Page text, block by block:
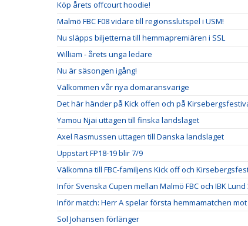
Köp årets offcourt hoodie!
Malmö FBC F08 vidare till regionsslutspel i USM!
Nu släpps biljetterna till hemmapremiären i SSL
William - årets unga ledare
Nu är säsongen igång!
Välkommen vår nya domaransvarige
Det här händer på Kick offen och på
Yamou Njai uttagen till finska landslaget
Axel Rasmussen uttagen till Danska landslaget
Uppstart FP18-19 blir 7/9
Välkomna till FBC-familjens Kick off och
Inför Svenska Cupen mellan Malmö FBC och IBK Lund
Inför match: Herr A spelar första hemmamatchen
Sol Johansen förlänger